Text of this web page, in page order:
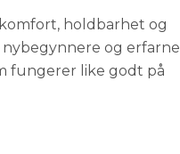
Utsolgt
holdbarhet og
nybegynnere og erfarne
fungerer like godt på